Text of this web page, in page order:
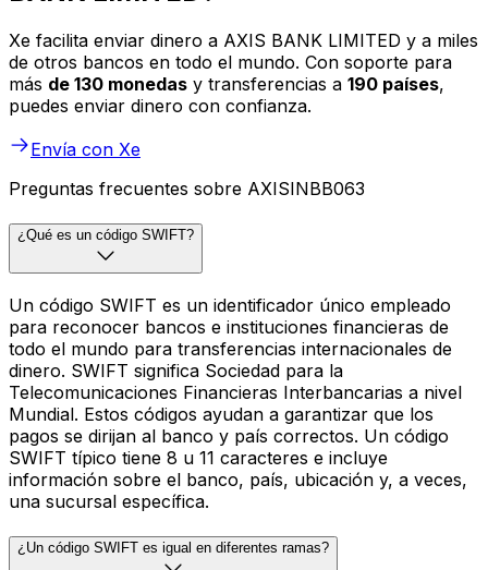
Xe facilita enviar dinero a AXIS BANK LIMITED y a miles
de otros bancos en todo el mundo. Con soporte para
más de 130 monedas y transferencias a 190 países,
puedes enviar dinero con confianza.
Envía con Xe
Preguntas frecuentes sobre AXISINBB063
¿Qué es un código SWIFT?
Un código SWIFT es un identificador único empleado
para reconocer bancos e instituciones financieras de
todo el mundo para transferencias internacionales de
dinero. SWIFT significa Sociedad para la
Telecomunicaciones Financieras Interbancarias a nivel
Mundial. Estos códigos ayudan a garantizar que los
pagos se dirijan al banco y país correctos. Un código
SWIFT típico tiene 8 u 11 caracteres e incluye
información sobre el banco, país, ubicación y, a veces,
una sucursal específica.
¿Un código SWIFT es igual en diferentes ramas?